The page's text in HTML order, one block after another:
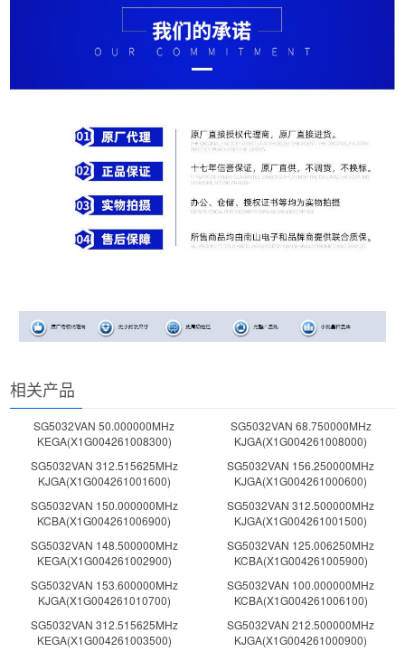
相关产品
SG5032VAN 50.000000MHz
KEGA(X1G004261008300)
SG5032VAN 68.750000MHz
KJGA(X1G004261008000)
SG5032VAN 312.515625MHz
KJGA(X1G004261001600)
SG5032VAN 156.250000MHz
KJGA(X1G004261000600)
SG5032VAN 150.000000MHz
KCBA(X1G004261006900)
SG5032VAN 312.500000MHz
KJGA(X1G004261001500)
SG5032VAN 148.500000MHz
KEGA(X1G004261002900)
SG5032VAN 125.006250MHz
KCBA(X1G004261005900)
SG5032VAN 153.600000MHz
KJGA(X1G004261010700)
SG5032VAN 100.000000MHz
KCBA(X1G004261006100)
SG5032VAN 312.515625MHz
KEGA(X1G004261003500)
SG5032VAN 212.500000MHz
KJGA(X1G004261000900)